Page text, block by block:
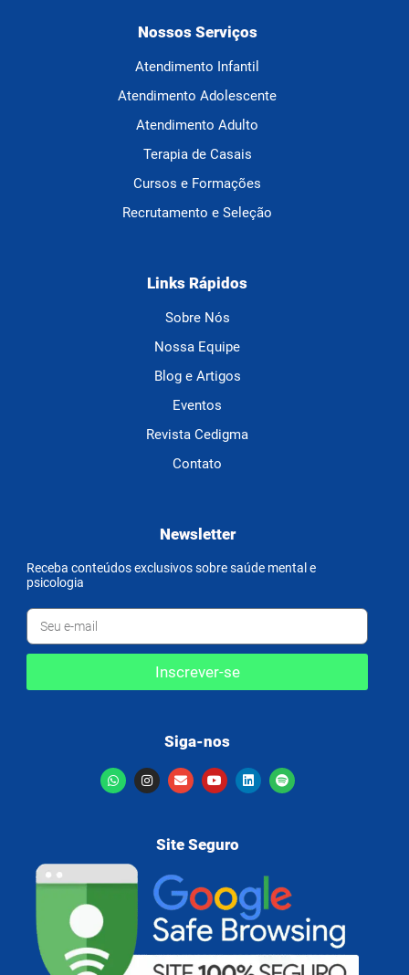
Nossos Serviços
Atendimento Infantil
Atendimento Adolescente
Atendimento Adulto
Terapia de Casais
Cursos e Formações
Recrutamento e Seleção
Links Rápidos
Sobre Nós
Nossa Equipe
Blog e Artigos
Eventos
Revista Cedigma
Contato
Newsletter
Receba conteúdos exclusivos sobre saúde mental e
psicologia
Inscrever-se
Siga-nos
Site Seguro